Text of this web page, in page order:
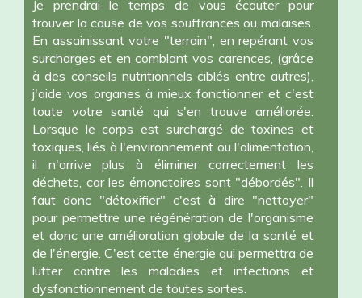
Je prendrai le temps de vous écouter pour
trouver la cause de vos souffrances ou malaises.
En assainissant votre "terrain", en repérant vos
surcharges et en comblant vos carences, (grâce
à des conseils nutritionnels ciblés entre autres),
j'aide vos organes à mieux fonctionner et c'est
toute votre santé qui s'en trouve améliorée.
Lorsque le corps est surchargé de toxines et
toxiques, liés à l'environnement ou l'alimentation,
il n'arrive plus à éliminer correctement les
déchets, car les émonctoires sont "débordés". Il
faut donc "détoxifier" c'est à dire "nettoyer"
pour permettre une régénération de l'organisme
et donc une amélioration globale de la santé et
de l'énergie. C'est cette énergie qui permettra de
lutter contre les maladies et infections et
dysfonctionnement de toutes sortes.